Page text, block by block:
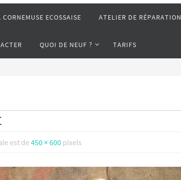
CORNEMUSE ECOSSAISE ATELIER DE RÉPARATION
QUOI DE NEUF ? TARIFS
est de450 × 600 pixels